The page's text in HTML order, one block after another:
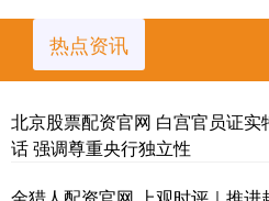
热点资讯
北京股票配资官网 白宫官员证
话 强调尊重央行独立性